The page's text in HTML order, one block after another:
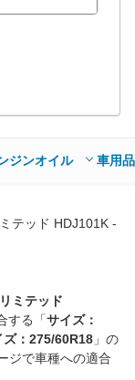
ジンオイル 車用品
テッド HDJ101K -
ミテッド
する「サイズ：
ズ：275/60R18 」の
ジで車種への適合